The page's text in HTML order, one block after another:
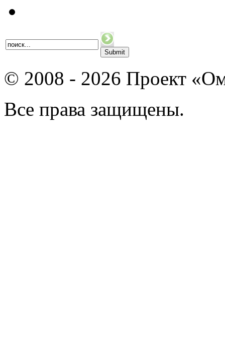
© 2008 - 2026 Проект
Все права защищены.